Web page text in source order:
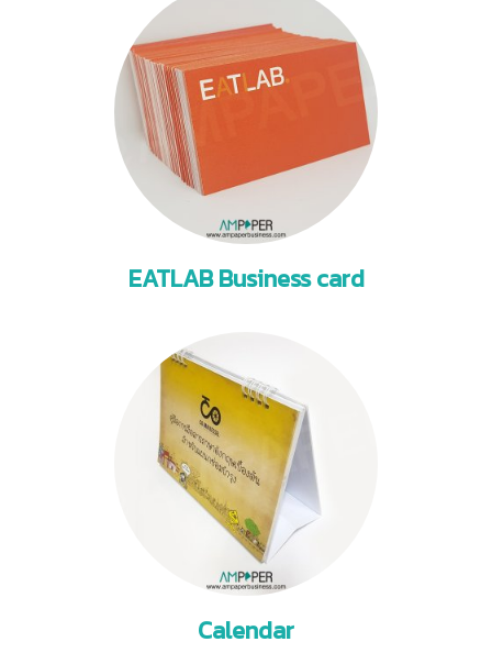
EATLAB Business card
Calendar